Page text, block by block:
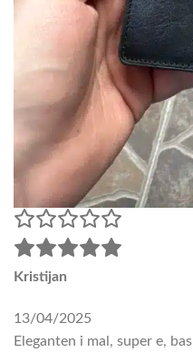
Kristijan
13/04/2025
Eleganten i mal, super e,